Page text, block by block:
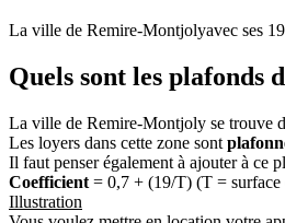
La ville de Remire-Montjolyavec ses
Quels sont les plafonds
La ville de Remire-Montjoly se trouve
Les loyers dans cette zone sont
Il faut penser également à ajouter à
Coefficient = 0,7 + (19/T) (T = surface
Illustration